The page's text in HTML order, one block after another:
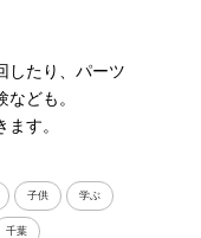
したり、パーツ
ども。
す。
子供 学ぶ
千葉